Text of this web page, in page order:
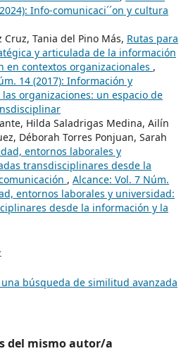
Info-comunicaci´´on y cultura
Tania del Pino Más, Rutas para
y articulada de la información
en contextos organizacionales ,
14 (2017): Información y
organizaciones: un espacio de
Hilda Saladrigas Medina, Ailín
Déborah Torres Ponjuan, Sarah
entornos laborales y
transdisciplinares desde la
, Alcance: Vol. 7 Núm.
entornos laborales y universidad:
desde la información y la
búsqueda de similitud avanzada
del mismo autor/a